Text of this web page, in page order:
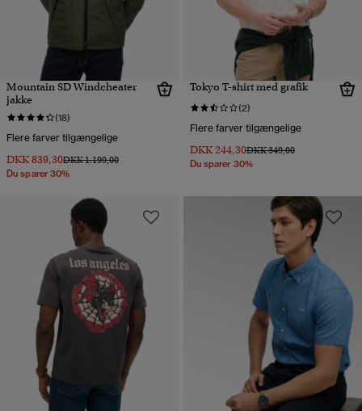
Mountain SD Windcheater
jakke
(18)
Flere farver tilgængelige
DKK 839,30Pris nedsat fra
DKK 1.199,00til
Du sparer 30%
Tokyo T-shirt med grafik
(2)
Flere farver tilgængelige
DKK 244,30Pris nedsat fra
DKK 349,00til
Du sparer 30%